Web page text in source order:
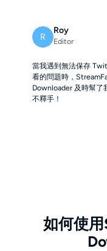
R
Roy
Editor
當我遇到無法保存
看的問題時，
Downloader 及時幫了
不釋手！
如何使